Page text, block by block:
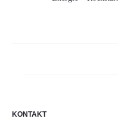
KONTAKT